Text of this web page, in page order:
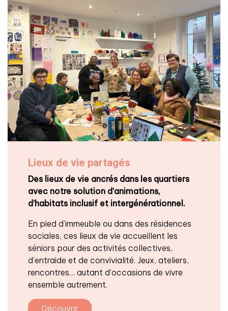
Lieux de vie partagés
Des lieux de vie ancrés dans les quartiers
avec notre solution d’animations,
d’habitats inclusif et intergénérationnel.
En pied d’immeuble ou dans des résidences
sociales, ces lieux de vie accueillent les
séniors pour des activités collectives,
d’entraide et de convivialité. Jeux, ateliers,
rencontres… autant d’occasions de vivre
ensemble autrement.
Découvrir